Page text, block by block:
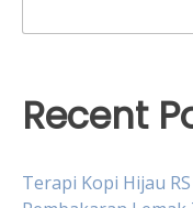
Recent
Terapi Kopi Hijau